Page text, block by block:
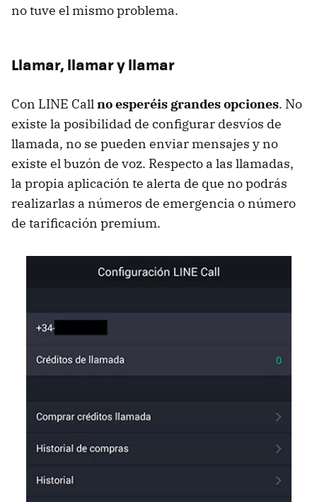
no tuve el mismo problema.
Llamar, llamar y llamar
Con LINE Callno esperéis grandes opciones. No
existe la posibilidad de configurar desvíos de
llamada, no se pueden enviar mensajes y no
existe el buzón de voz. Respecto a las llamadas,
la propia aplicación te alerta de que no podrás
realizarlas a números de emergencia o número
de tarificación premium.